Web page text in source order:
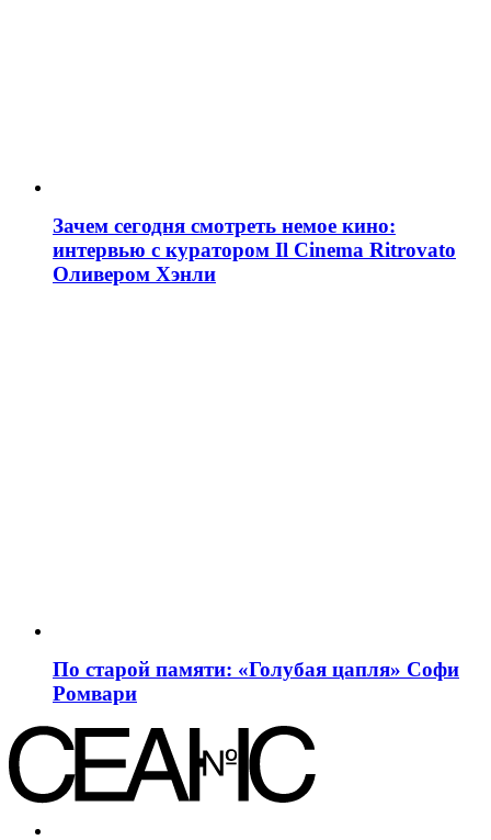
Зачем сегодня смотреть немое кино:
интервью с куратором Il Cinema Ritrovato
Оливером Хэнли
По старой памяти: «Голубая цапля» Софи
Ромвари